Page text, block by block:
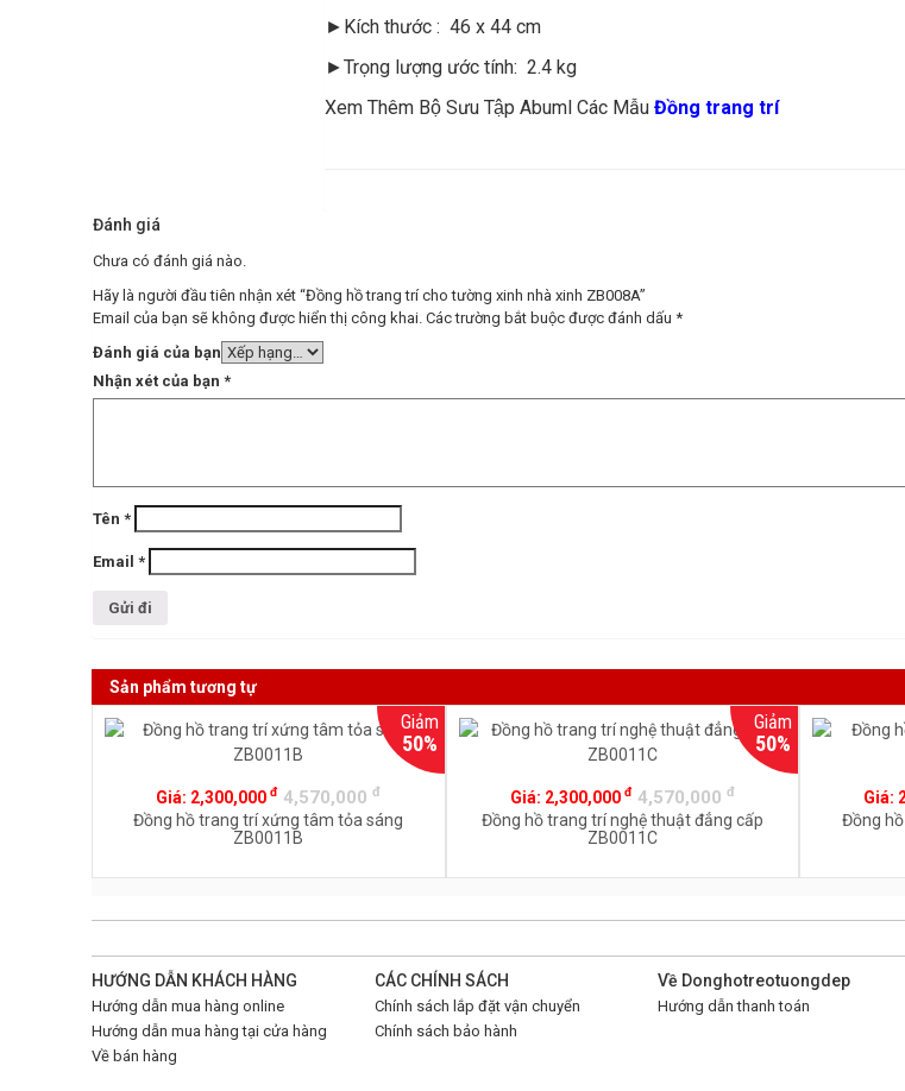
►Kích thước : 46 x 44 cm
►Trọng lượng ước tính: 2.4 kg
Xem Thêm Bộ Sưu Tập Abuml Các Mẫu Đồng trang trí
Đánh giá
Chưa có đánh giá nào.
Hãy là người đầu tiên nhận xét “Đồng hồ trang trí cho tường xinh nhà xinh ZB008A”
Email của bạn sẽ không được hiển thị công khai. Các trường bắt buộc được đánh dấu *
Đánh giá của bạn
Nhận xét của bạn *
Tên *
Email *
Sản phẩm tương tự
Giảm
50%
Giá: 2,300,000đ 4,570,000đ
Đồng hồ trang trí xứng tâm tỏa sáng
ZB0011B
Giảm
50%
Giá: 2,300,000 đ 4,570,000 đ
Đồng hồ trang trí nghệ thuật đẳng cấp
ZB0011C
Giá:
Đồng
HƯỚNG DẪN KHÁCH HÀNG
Hướng dẫn mua hàng online
Hướng dẫn mua hàng tại cửa hàng
Về bán hàng
CÁC CHÍNH SÁCH
Chính sách lắp đặt vận chuyển
Chính sách bảo hành
Về Donghotreotuongdep
Hướng dẫn thanh toán